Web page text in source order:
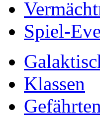
Spiel-
Klassen
Gefährten